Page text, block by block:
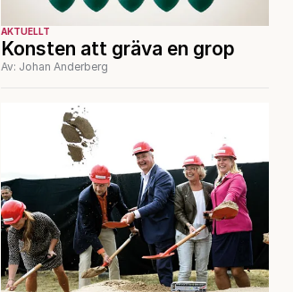
AKTUELLT
Konsten att gräva en grop
Av: Johan Anderberg